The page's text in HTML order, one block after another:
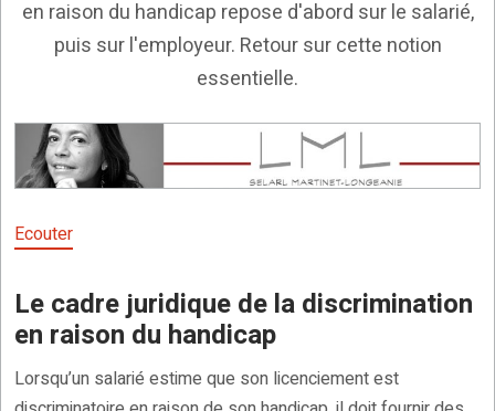
en raison du handicap repose d'abord sur le salarié,
puis sur l'employeur. Retour sur cette notion
essentielle.
Ecouter
Le cadre juridique de la discrimination
en raison du handicap
Lorsqu’un salarié estime que son licenciement est